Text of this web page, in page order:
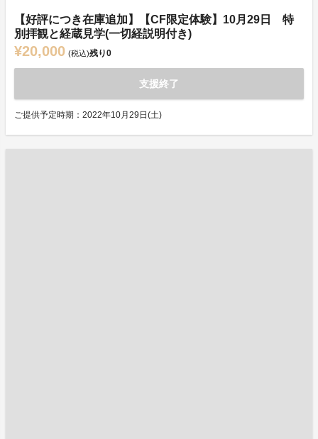
【好評につき在庫追加】【CF限定体験】10月29日 特
別拝観と経蔵見学(一切経説明付き)
¥20,000 (税込)残り0
支援終了
ご提供予定時期：2022年10月29日(土)